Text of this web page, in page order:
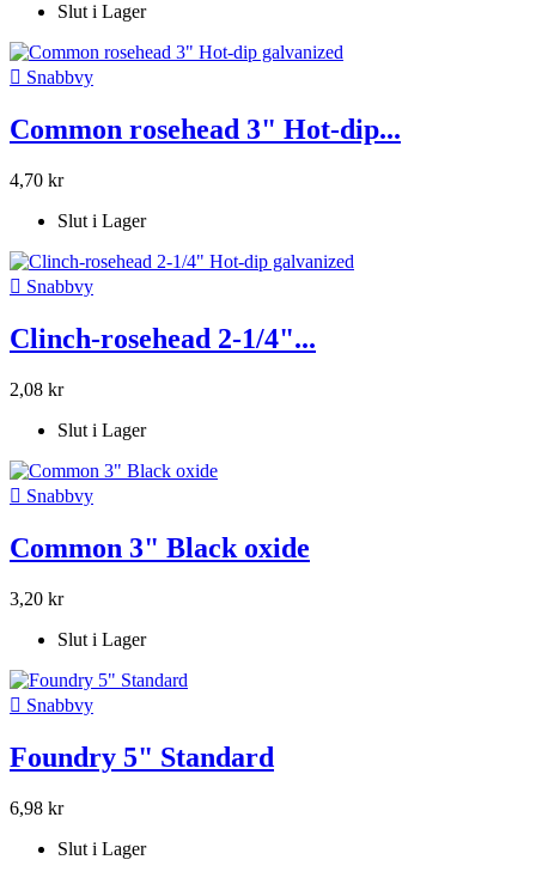
Slut i Lager
 Snabbvy
Common rosehead 3" Hot-dip...
4,70 kr
Slut i Lager
 Snabbvy
Clinch-rosehead 2-1/4"...
2,08 kr
Slut i Lager
 Snabbvy
Common 3" Black oxide
3,20 kr
Slut i Lager
 Snabbvy
Foundry 5" Standard
6,98 kr
Slut i Lager